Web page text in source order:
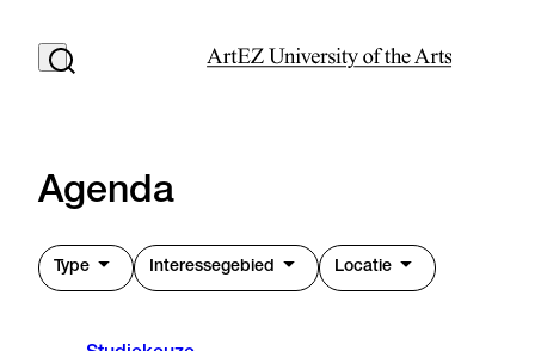
Agenda
Type Interessegebied Locatie